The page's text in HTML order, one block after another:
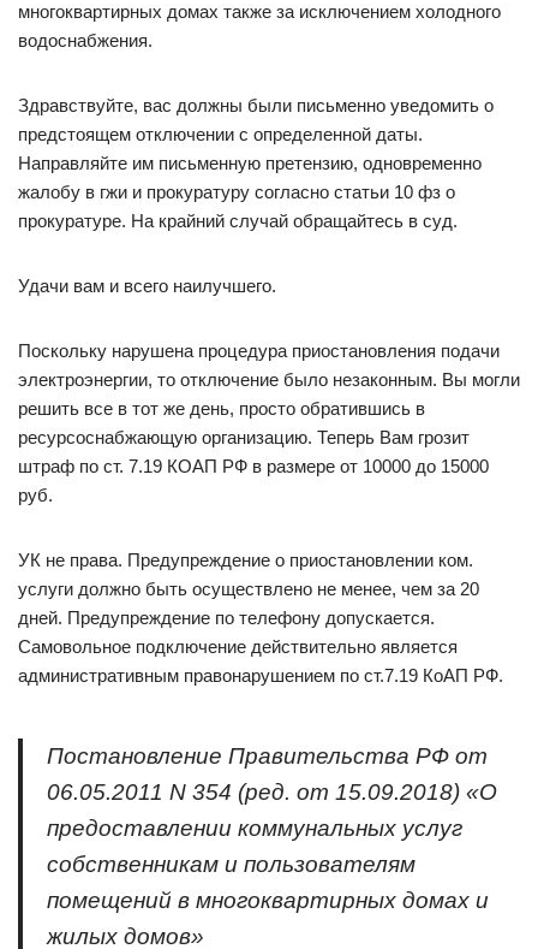
многоквартирных домах также за исключением холодного
водоснабжения.
Здравствуйте, вас должны были письменно уведомить о
предстоящем отключении с определенной даты.
Направляйте им письменную претензию, одновременно
жалобу в гжи и прокуратуру согласно статьи 10 фз о
прокуратуре. На крайний случай обращайтесь в суд.
Удачи вам и всего наилучшего.
Поскольку нарушена процедура приостановления подачи
электроэнергии, то отключение было незаконным. Вы могли
решить все в тот же день, просто обратившись в
ресурсоснабжающую организацию. Теперь Вам грозит
штраф по ст. 7.19 КОАП РФ в размере от 10000 до 15000
руб.
УК не права. Предупреждение о приостановлении ком.
услуги должно быть осуществлено не менее, чем за 20
дней. Предупреждение по телефону допускается.
Самовольное подключение действительно является
административным правонарушением по ст.7.19 КоАП РФ.
Постановление Правительства РФ от
06.05.2011 N 354 (ред. от 15.09.2018) «О
предоставлении коммунальных услуг
собственникам и пользователям
помещений в многоквартирных домах и
жилых домов»